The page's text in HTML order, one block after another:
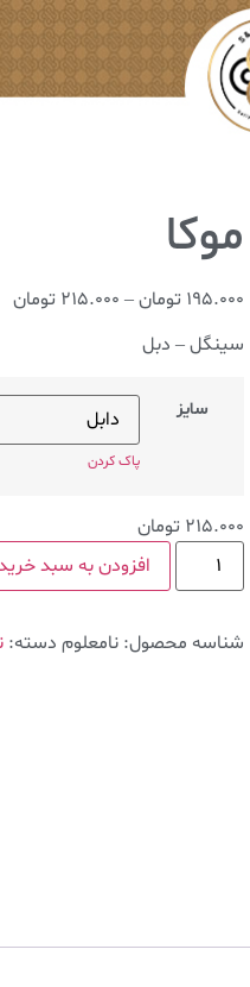
195.000 تومان–
215.000 تومان
سینگل – دبل
سایز
پاک کردن
215.000 تومان
افزودن به سبد
شناسه محصول: نامعلوم دسته: